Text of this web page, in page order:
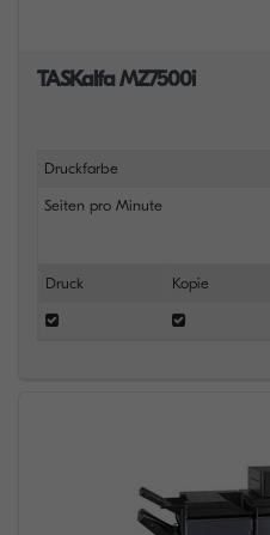
TASKalfa MZ7500i
Druckfarbe
Seiten pro Minute
Druck Kopie